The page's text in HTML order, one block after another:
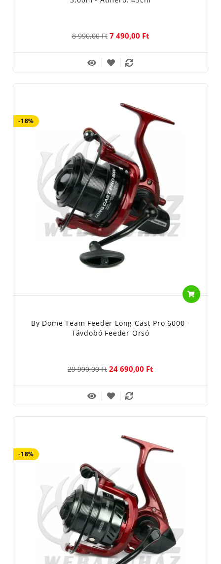
8 990,00 Ft 7 490,00 Ft
-18%
By Döme Team Feeder Long Cast Pro 6000 -
Távdobó Feeder Orsó
29 990,00 Ft 24 690,00 Ft
-18%